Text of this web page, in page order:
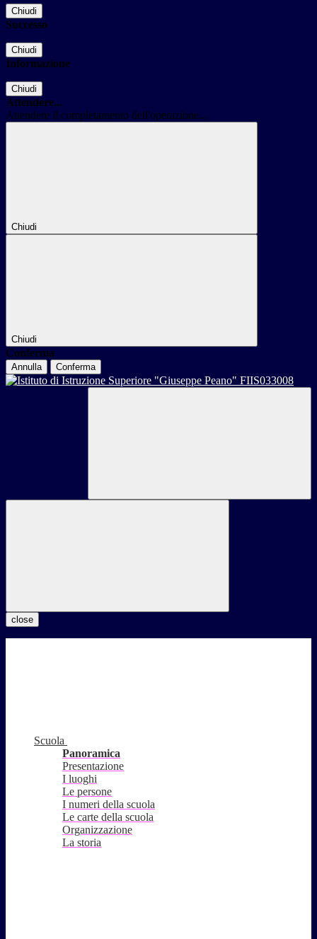
Chiudi
Successo
Chiudi
Informazione
Chiudi
Attendere...
Attendere il completamento dell'operazione...
Chiudi
Chiudi
Conferma
Annulla Conferma
close
Scuola
Panoramica
Presentazione
I luoghi
Le persone
I numeri della scuola
Le carte della scuola
Organizzazione
La storia